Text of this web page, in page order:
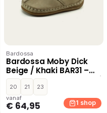
Bardossa
Bardossa Moby Dick
Beige / Khaki BAR31 –
Cognac,Blauw,Rood,Beige
/ Khaki
20 21
23
vanaf
€ 64,95 1 shop